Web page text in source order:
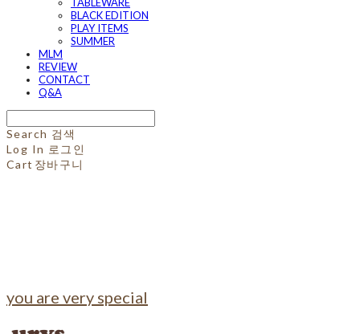
BLACK EDITION
PLAY ITEMS
SUMMER
MLM
REVIEW
CONTACT
Q&A
Search 검색
Log In 로그인
Cart 장바구니
you are very special